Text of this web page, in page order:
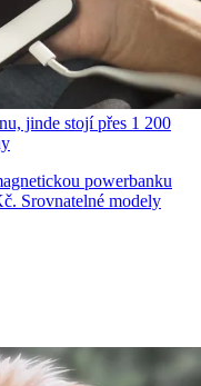
jinde stojí přes 1 200
powerbanku
Srovnatelné modely